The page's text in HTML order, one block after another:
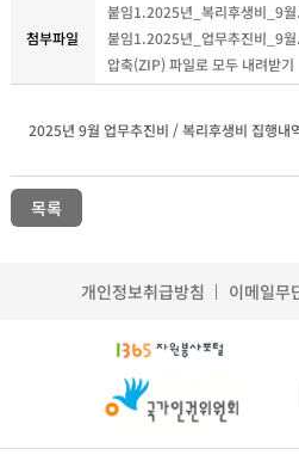
첨부파일
붙임1.2025년_복리후생비_9
붙임1.2025년_업무추진비_9
압축(ZIP) 파일로 모두 내려받기
2025년 9월 업무추진비 / 복리후생비 집행내
목록
개인정보취급방침 이메일무